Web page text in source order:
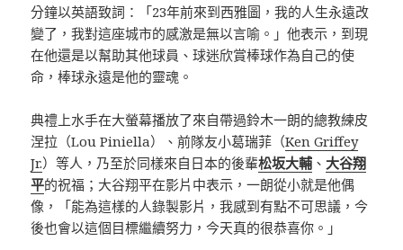
分鐘以英語致詞：「23年前來到西雅圖，我的人生永遠改
變了，我對這座城市的感激是無以言喻。」他表示，到現
在他還是以幫助其他球員、球迷欣賞棒球作為自己的使
命，棒球永遠是他的靈魂。
典禮上水手在大螢幕播放了來自帶過鈴木一朗的總教練皮
涅拉（Lou Piniella）、前隊友小葛瑞菲（Ken Griffey
Jr.）等人，乃至於同樣來自日本的後輩松坂大輔 、 大谷翔
平的祝福；大谷翔平在影片中表示，一朗從小就是他偶
像，「能為這樣的人錄製影片，我感到有點不可思議，今
後也會以這個目標繼續努力，今天真的很恭喜你。」